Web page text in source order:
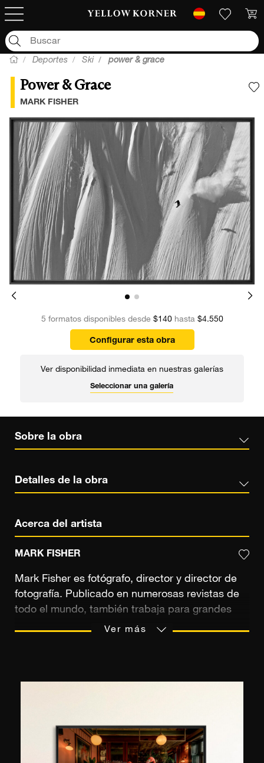
Deportes Ski power & grace
Power & Grace
MARK FISHER
5 formatos disponibles desde $140hasta $4.550
Configurar esta obra
Ver disponibilidad inmediata en nuestras galerías
Seleccionar una galería
Sobre la obra
Detalles de la obra
Acerca del artista
MARK FISHER
Mark Fisher es fotógrafo, director y director de
fotografía. Publicado en numerosas revistas de
todo el mundo, también trabaja para grandes
marcas como Patagonia, Mercedes Benz, Nike y
Ver más